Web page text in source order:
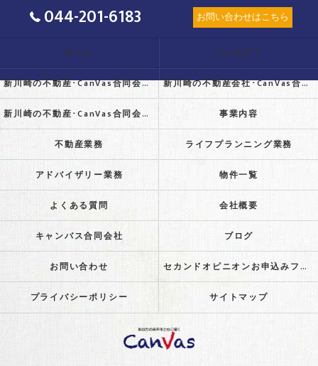
044-201-6183 お問い合わせはこちら
ホーム コンセプト
新川崎の不動産･CanVas合同会社の口コミ情報 新川崎の不動産会社･CanVas合同会社の評判
新川崎の不動産･CanVas合同会社のお客様の声 事業内容
不動産業務 ライフプランニング業務
アドバイザリー業務 物件一覧
よくある質問 会社概要
キャンバス合同会社 ブログ
お問い合わせ セカンドオピニオンお申込みフォーム
プライバシーポリシー サイトマップ